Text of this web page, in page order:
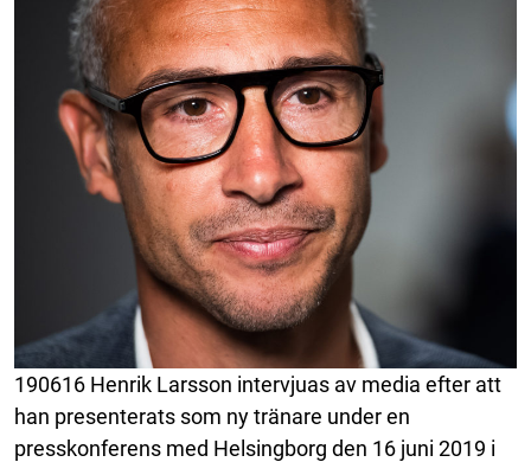
190616 Henrik Larsson intervjuas av media efter att
han presenterats som ny tränare under en
presskonferens med Helsingborg den 16 juni 2019 i